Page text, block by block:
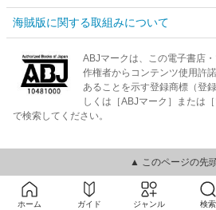
海賊版に関する取組みについて
ABJマークは、この電子書店
作権者からコンテンツ使用許
あることを示す登録商標（登
しくは［ABJマーク］または
で検索してください。
▲ このページの先
ホーム ガイド ジャンル 検索